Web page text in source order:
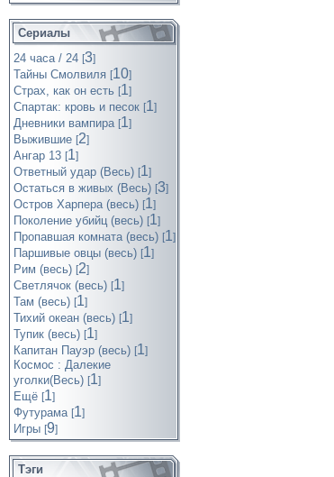
Сериалы
24 часа / 24 [3]
Тайны Смолвиля [10]
Страх, как он есть [1]
Спартак: кровь и песок [1]
Дневники вампира [1]
Выжившие [2]
Ангар 13 [1]
Ответный удар (Весь) [1]
Остаться в живых (Весь) [3]
Остров Харпера (весь) [1]
Поколение убийц (весь) [1]
Пропавшая комната (весь) [1]
Паршивые овцы (весь) [1]
Рим (весь) [2]
Светлячок (весь) [1]
Там (весь) [1]
Тихий океан (весь) [1]
Тупик (весь) [1]
Капитан Пауэр (весь) [1]
Космос : Далекие
уголки(Весь) [1]
Ещё [1]
Футурама [1]
Игры [9]
Тэги